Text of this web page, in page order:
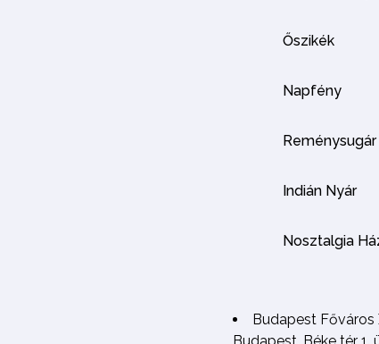
Őszikék
Napfény
Reménysugár
Indián Nyár
Nosztalgia
Budapest Főváros